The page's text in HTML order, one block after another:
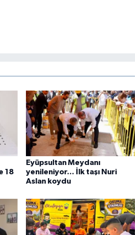
18
Eyüpsultan Meydanı
yenileniyor... İlk taşı Nuri
Aslan koydu